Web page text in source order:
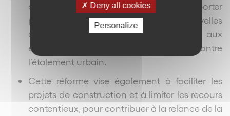
disposition des collectivités et leur apporter
plus de souplesse, et créer de nouvelles
dispositions, notamment pour répondre aux
enjeux de mixité sociale et de lutte contre
l’étalement urbain.
Cette réforme vise également à faciliter les
projets de construction et à limiter les recours
contentieux, pour contribuer à la relance de la
Deny all cookies
Personalize